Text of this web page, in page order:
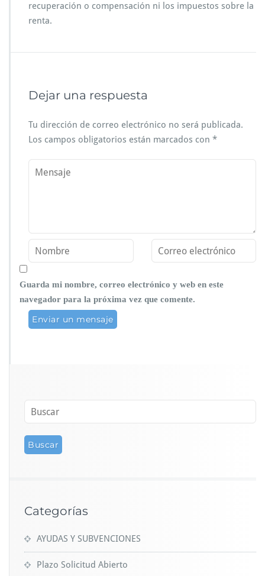
recuperación o compensación ni los impuestos sobre la
renta.
Dejar una respuesta
Tu dirección de correo electrónico no será publicada.
Los campos obligatorios están marcados con *
Guarda mi nombre, correo electrónico y web en este
navegador para la próxima vez que comente.
Categorías
AYUDAS Y SUBVENCIONES
Plazo Solicitud Abierto